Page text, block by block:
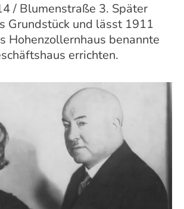
/ Blumenstraße 3. Später
Grundstück und lässt 1911
Hohenzollernhaus benannte
errichten.